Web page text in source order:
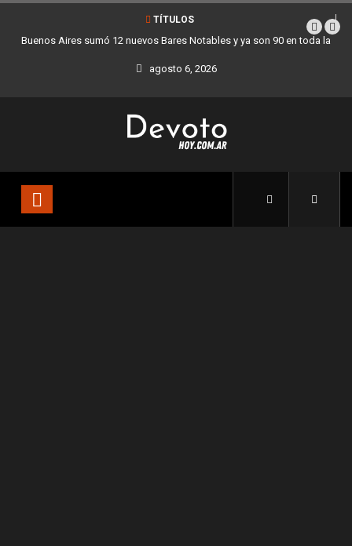
TÍTULOS
Buenos Aires sumó 12 nuevos Bares Notables y ya son 90 en toda la
Ciudad
agosto 6, 2026